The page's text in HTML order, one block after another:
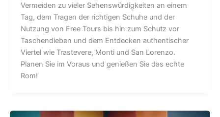
Vermeiden zu vieler Sehenswürdigkeiten an einem
Tag, dem Tragen der richtigen Schuhe und der
Nutzung von Free Tours bis hin zum Schutz vor
Taschendieben und dem Entdecken authentischer
Viertel wie Trastevere, Monti und San Lorenzo.
Planen Sie im Voraus und genießen Sie das echte
Rom!